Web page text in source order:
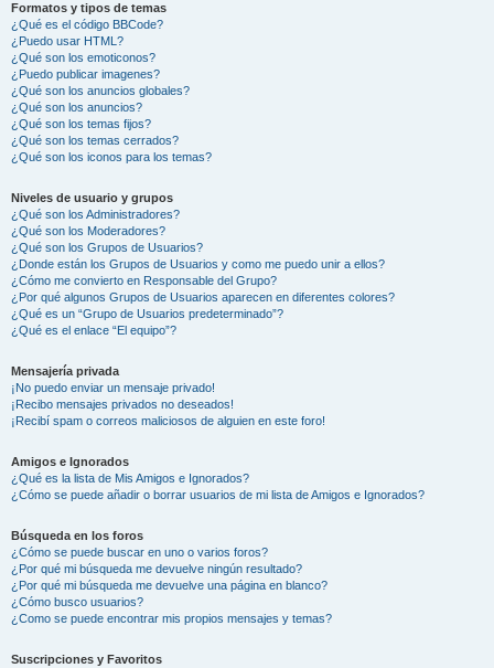
Formatos y tipos de temas
¿Qué es el código BBCode?
¿Puedo usar HTML?
¿Qué son los emoticonos?
¿Puedo publicar imagenes?
¿Qué son los anuncios globales?
¿Qué son los anuncios?
¿Qué son los temas fijos?
¿Qué son los temas cerrados?
¿Qué son los iconos para los temas?
Niveles de usuario y grupos
¿Qué son los Administradores?
¿Qué son los Moderadores?
¿Qué son los Grupos de Usuarios?
¿Donde están los Grupos de Usuarios y como me puedo unir a ellos?
¿Cómo me convierto en Responsable del Grupo?
¿Por qué algunos Grupos de Usuarios aparecen en diferentes colores?
¿Qué es un “Grupo de Usuarios predeterminado”?
¿Qué es el enlace “El equipo”?
Mensajería privada
¡No puedo enviar un mensaje privado!
¡Recibo mensajes privados no deseados!
¡Recibí spam o correos maliciosos de alguien en este foro!
Amigos e Ignorados
¿Qué es la lista de Mis Amigos e Ignorados?
¿Cómo se puede añadir o borrar usuarios de mi lista de Amigos e Ignorados?
Búsqueda en los foros
¿Cómo se puede buscar en uno o varios foros?
¿Por qué mi búsqueda me devuelve ningún resultado?
¿Por qué mi búsqueda me devuelve una página en blanco?
¿Cómo busco usuarios?
¿Como se puede encontrar mis propios mensajes y temas?
Suscripciones y Favoritos